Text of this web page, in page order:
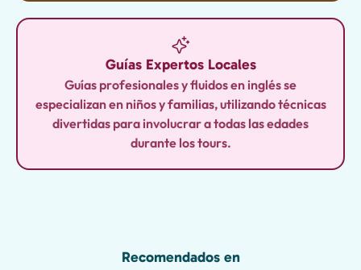
Guías Expertos Locales
Guías profesionales y fluidos en inglés se
especializan en niños y familias, utilizando técnicas
divertidas para involucrar a todas las edades
durante los tours.
Recomendados en